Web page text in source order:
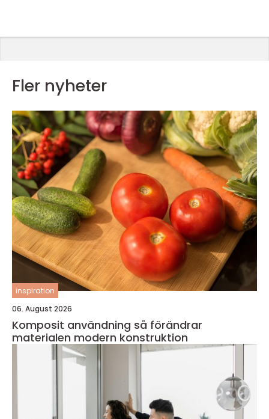
Fler nyheter
inspiration
06. August 2026
Komposit användning så förändrar
materialen modern konstruktion